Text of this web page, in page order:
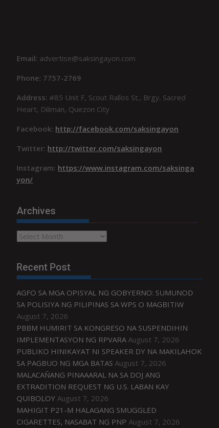
Email: advertise@saksingayon.com
Phone: 7757-2769
Address:#85 Unit F, Scout Rallos St., Brgy. Sacred
Heart, Diliman, Quezon City
Facebook: http://facebook.com/saksingayon
Twitter: http://twitter.com/saksingayon
Instagram: https://www.instagram.com/saksinga
yon/
Archives
Archives
Recent Post
AGFO SA MGA OPISYAL NG GOBYERNO: SUMUNOD
SA POLISIYA NG PILIPINAS SA WPS O MAGBITIW
August 7, 2026
PBBM HUMIRIT SA KONGRESO NA SUSPENDIHIN
IMPLEMENTASYON NG RPVARA August 7, 2026
PUBLIKO HINIKAYAT NI SPEAKER DY NA MAKILAHOK
SA PAGBUO NG MGA BATAS August 7, 2026
MALACAÑANG PINAAARAL NA SA DOJ ANG
EXTRADITION REQUEST NG U.S. LABAN KAY
QUIBOLOY August 7, 2026
MAHIGIT P21-M HALAGANG SMUGGLED
CIGARETTES, NASABAT NG PNP August 7, 2026